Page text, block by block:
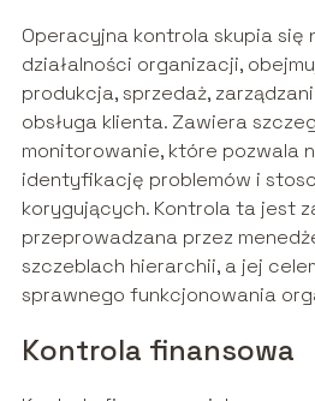
Operacyjna kontrola skupia się
działalności organizacji,
produkcja, sprzedaż,
obsługa klienta. Zawiera
monitorowanie, które pozwala
identyfikację problemów i
korygujących. Kontrola ta jest
przeprowadzana przez
szczeblach hierarchii, a jej
sprawnego funkcjonowania
Kontrola finansowa